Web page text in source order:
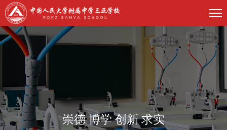
崇德 博学 创新 求实